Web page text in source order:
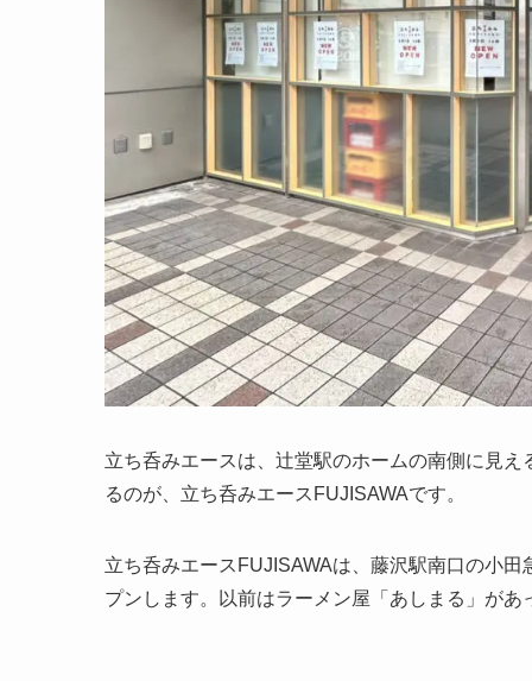
立ち呑みエースは、辻堂駅のホームの南側に見
るのが、立ち呑みエースFUJISAWAです。
立ち呑みエースFUJISAWAは、藤沢駅南口の小
プンします。以前はラーメン屋「あしまる」があ